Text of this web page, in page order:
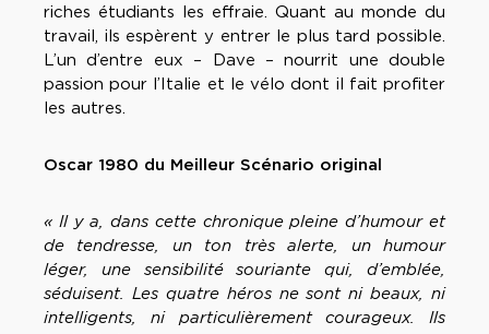
riches étudiants les effraie. Quant au monde du
travail, ils espèrent y entrer le plus tard possible.
L’un d’entre eux – Dave – nourrit une double
passion pour l’Italie et le vélo dont il fait profiter
les autres.
Oscar 1980 du Meilleur Scénario original
« Il y a, dans cette chronique pleine d’humour et
de tendresse, un ton très alerte, un humour
léger, une sensibilité souriante qui, d’emblée,
séduisent. Les quatre héros ne sont ni beaux, ni
intelligents, ni particulièrement courageux. Ils